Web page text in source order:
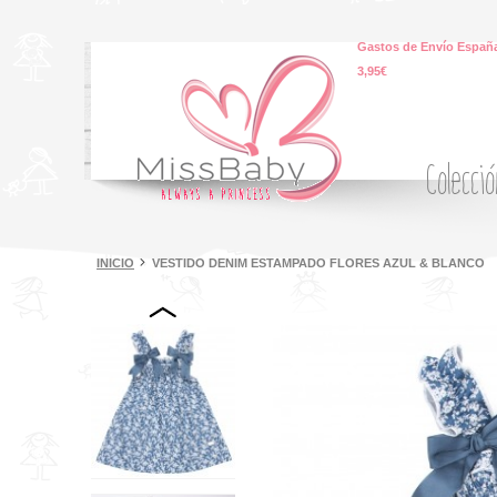
Gastos de Envío
3,95€
INICIO VESTIDO DENIM ESTAMPADO FLORES AZUL & BLANCO